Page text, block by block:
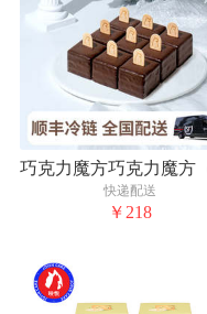
快递配送
￥218